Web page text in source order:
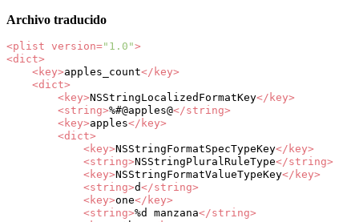
Archivo traducido
<plist version="1.0">
<dict>
<key>apples_count</key>
<dict>
<key>NSStringLocalizedFormatKey</key>
<string>%#@apples@</string>
<key>apples</key>
<dict>
<key>NSStringFormatSpecTypeKey</key>
<string>NSStringPluralRuleType</string>
<key>NSStringFormatValueTypeKey</key>
<string>d</string>
<key>one</key>
<string>%d manzana</string>